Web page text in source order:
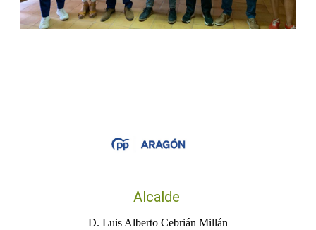
Alcalde
D. Luis Alberto Cebrián Millán